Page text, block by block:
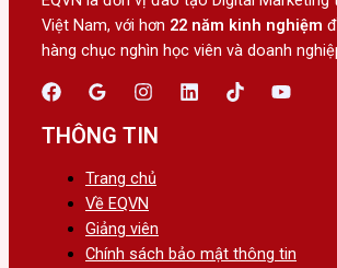
Việt Nam, với hơn 22 năm kinh nghiệm
hàng chục nghìn học viên và doanh
THÔNG TIN
Trang chủ
Về EQVN
Giảng viên
Chính sách bảo mật thông tin